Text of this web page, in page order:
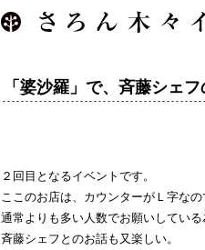
「婆沙羅」で、斉藤シェ
２回目となるイベントです。
ここのお店は、カウンターがＬ字な
通常よりも多い人数でお願いしてい
斉藤シェフとのお話も又楽しい。